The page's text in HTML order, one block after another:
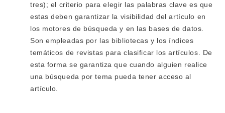
tres); el criterio para elegir las palabras clave es que
estas deben garantizar la visibilidad del artículo en
los motores de búsqueda y en las bases de datos.
Son empleadas por las bibliotecas y los índices
temáticos de revistas para clasificar los artículos. De
esta forma se garantiza que cuando alguien realice
una búsqueda por tema pueda tener acceso al
artículo.